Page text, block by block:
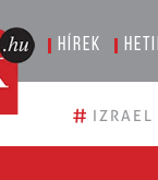
Hírek
# IZRAEL